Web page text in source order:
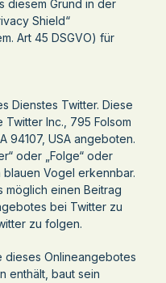
diesem Grund in der
Shield“
Art 45 DSGVO) für
Dienstes Twitter. Diese
Inc., 795 Folsom
94107, USA angeboten.
oder „Folge“ oder
Vogel erkennbar.
möglich einen Beitrag
bei Twitter zu
zu folgen.
dieses Onlineangebotes
enthält, baut sein